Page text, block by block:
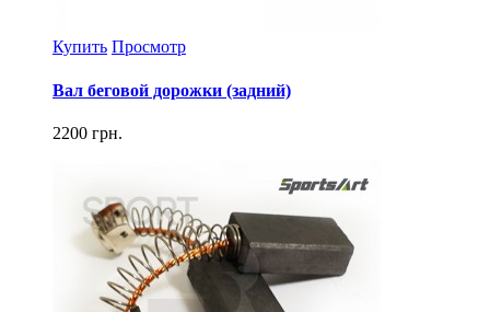
Купить Просмотр
Вал беговой дорожки (задний)
2200 грн.